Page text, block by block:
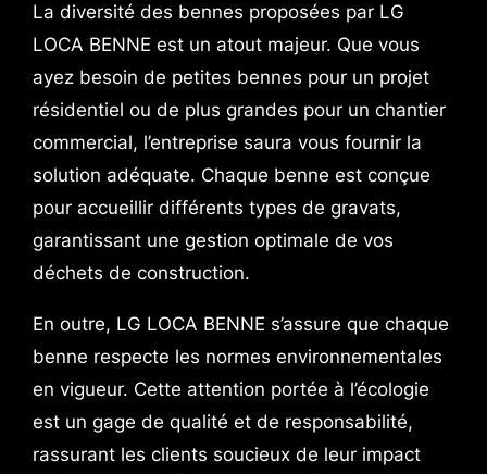
La diversité des bennes proposées par LG
LOCA BENNE est un atout majeur. Que vous
ayez besoin de petites bennes pour un projet
résidentiel ou de plus grandes pour un chantier
commercial, l’entreprise saura vous fournir la
solution adéquate. Chaque benne est conçue
pour accueillir différents types de gravats,
garantissant une gestion optimale de vos
déchets de construction.
En outre, LG LOCA BENNE s’assure que chaque
benne respecte les normes environnementales
en vigueur. Cette attention portée à l’écologie
est un gage de qualité et de responsabilité,
rassurant les clients soucieux de leur impact